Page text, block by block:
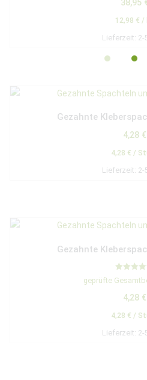
38,95
12,98 € /
Lieferzeit: 2-
Gezahnte
4,28 €
4,28 € /
Lieferzeit: 2-
Gezahnte
Bewertet
5.00
geprüfte
4,28 €
4,28 € /
Lieferzeit: 2-